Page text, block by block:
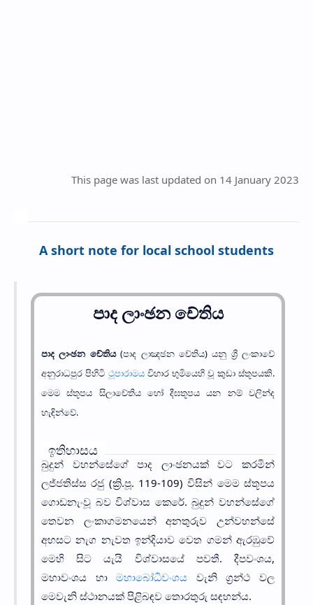
This page was last updated on 14 January 2023
A short note for local school students
පාද ලාංඡන චේතිය
පාද ලාංඡන චේතිය(පාද ලාඤඡන චේතිය) යනු ශ්‍රී ලංකාවේ
අනුරාධපුර පිහිටි ථූපාරාමයවිහාර භුමියෙහි වූ කුඩා ස්තූපයකි.
මෙම ස්තූපය සිලාචේතිය හෝ දීඝතූපය යන නම් වලින්ද
හැඳින්වේ.
ඉතිහාසය
බුදුන් වහන්සේගේ පාද ලාංඡනයක් වට කරමින්
ලජ්ජතිස්ස රජු (ක්‍රි.පූ. 119-109) විසින් මෙම ස්තූපය
ගොඩනැංවූ බව විශ්වාස කෙරේ. බුදුන් වහන්සේගේ
තෙවන ලංකාගමනයෙන් අනතුරුව උන්වහන්සේ
අහසට නැග නැවත ඉන්දියාව වෙත ගමන් ඇරඹුවේ
මෙහි සිට යැයි විශ්වාසයේ පවතී. දීපවංශය,
මහාවංශය හාමහාබෝධිවංශය වැනි ග්‍රන්ථ වල
මෙවැනි ස්ථානයක් පිළිබඳව තොරතුරු සඳහන්ය.